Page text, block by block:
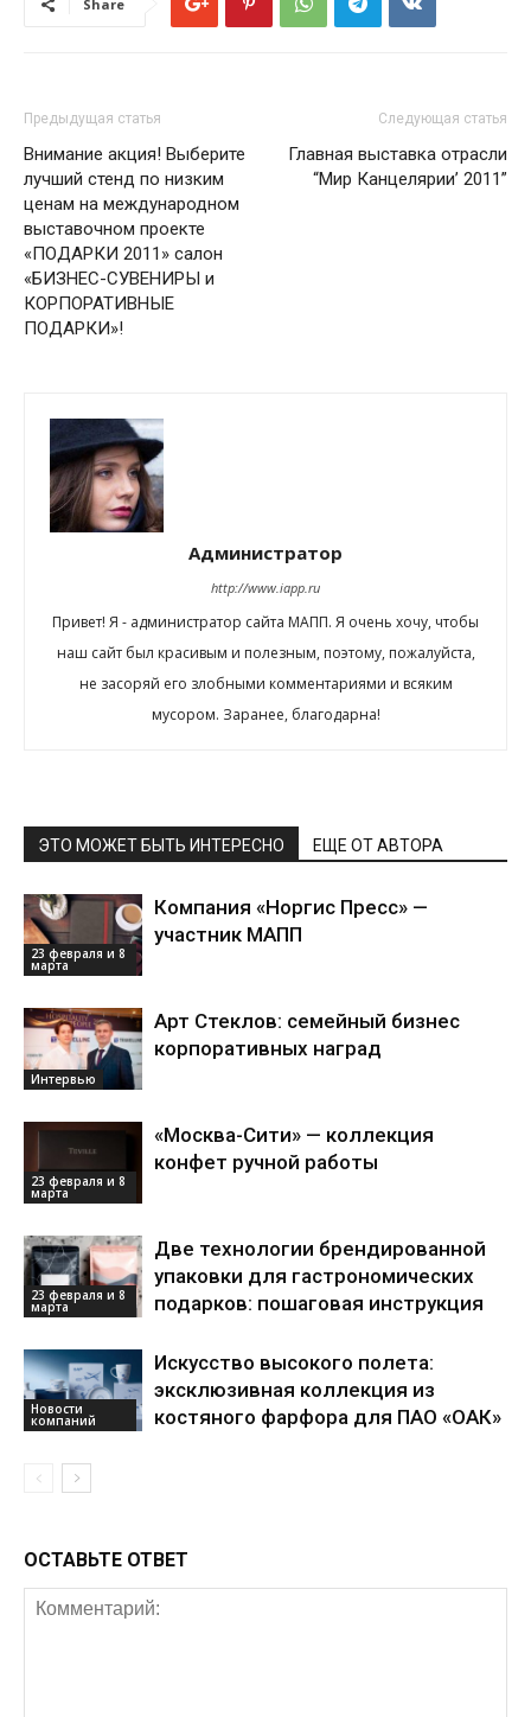
Share
Предыдущая статья
Внимание акция! Выберите
лучший стенд по низким
ценам на международном
выставочном проекте
«ПОДАРКИ 2011» салон
«БИЗНЕС-СУВЕНИРЫ и
КОРПОРАТИВНЫЕ
ПОДАРКИ»!
Следующая статья
Главная выставка отрасли
“Мир Канцелярии’ 2011”
Администратор
http://www.iapp.ru
Привет! Я - администратор сайта МАПП. Я очень хочу, чтобы
наш сайт был красивым и полезным, поэтому, пожалуйста,
не засоряй его злобными комментариями и всяким
мусором. Заранее, благодарна!
ЭТО МОЖЕТ БЫТЬ ИНТЕРЕСНО ЕЩЕ ОТ АВТОРА
23 февраля и 8
марта
Компания «Норгис Пресс» —
участник МАПП
Интервью
Арт Стеклов: семейный бизнес
корпоративных наград
23 февраля и 8
марта
«Москва-Сити» — коллекция
конфет ручной работы
23 февраля и 8
марта
Две технологии брендированной
упаковки для гастрономических
подарков: пошаговая инструкция
Новости
компаний
Искусство высокого полета:
эксклюзивная коллекция из
костяного фарфора для ПАО «ОАК»
ОСТАВЬТЕ ОТВЕТ